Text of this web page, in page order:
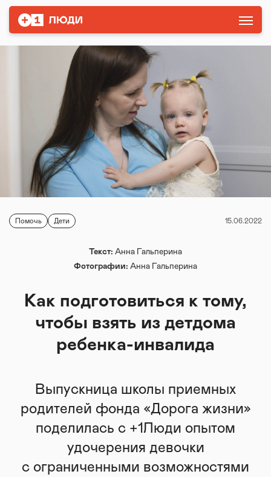
Помочь Дети 15.06.2022
Текст: Анна Гальперина
Фотографии: Анна Гальперина
Как подготовиться к тому,
чтобы взять из детдома
ребенка-инвалида
Выпускница школы приемных
родителей фонда «Дорога жизни»
поделилась с +1Люди опытом
удочерения девочки
с ограниченными возможностями